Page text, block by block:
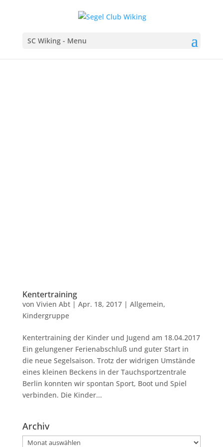
SC Wiking - Menu
Kentertraining
von Vivien Abt| Apr. 18, 2017| Allgemein,
Kindergruppe
Kentertraining der Kinder und Jugend am 18.04.2017
Ein gelungener Ferienabschluß und guter Start in
die neue Segelsaison. Trotz der widrigen Umstände
eines kleinen Beckens in der Tauchsportzentrale
Berlin konnten wir spontan Sport, Boot und Spiel
verbinden. Die Kinder...
Archiv
Archiv